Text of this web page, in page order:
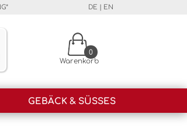
DE | EN
bewerten unsere Produkte und
Warenkorb
0
GEBÄCK & SÜSSES